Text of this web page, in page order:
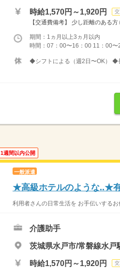
時給1,570円～1,920円
【交通費備考】 少し距離のある
期間：1ヵ月以上3ヵ月以内
時間：07：00〜16：00 11：00
◆シフトによる（週2日〜OK） ◆
1週間以内公開
一般派遣
★高級ホテルのような..★
利用者さんの日常生活を お手伝いする
介護助手
茨城県水戸市/常磐線水戸
時給1,570円～1,920円